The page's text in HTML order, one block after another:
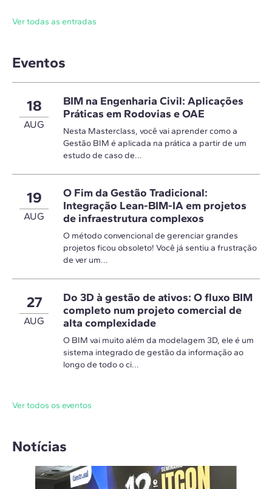
Ver todas as entradas
Eventos
18
AUG
BIM na Engenharia Civil: Aplicações
Práticas em Rodovias e OAE
Nesta Masterclass, você vai aprender como a
Gestão BIM é aplicada na prática a partir de um
estudo de caso de...
19
AUG
O Fim da Gestão Tradicional:
Integração Lean-BIM-IA em projetos
de infraestrutura complexos
O método convencional de gerenciar grandes
projetos ficou obsoleto! Você já sentiu a frustração
de ver um...
27
AUG
Do 3D à gestão de ativos: O fluxo BIM
completo num projeto comercial de
alta complexidade
O BIM vai muito além da modelagem 3D, ele é um
sistema integrado de gestão da informação ao
longo de todo o ci...
Ver todos os eventos
Notícias